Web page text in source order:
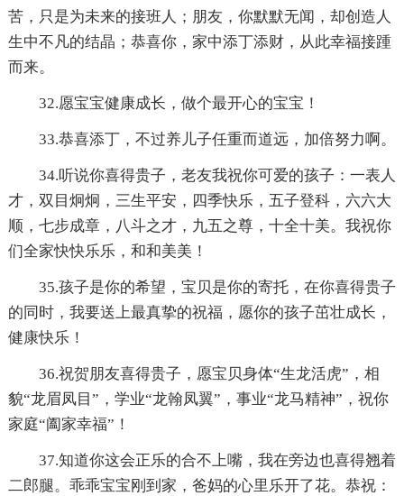
苦，只是为未来的接班人；朋友，你默默无闻，却创造人
生中不凡的结晶；恭喜你，家中添丁添财，从此幸福接踵
而来。
32.愿宝宝健康成长，做个最开心的宝宝！
33.恭喜添丁，不过养儿子任重而道远，加倍努力啊。
34.听说你喜得贵子，老友我祝你可爱的孩子：一表人
才，双目炯炯，三生平安，四季快乐，五子登科，六六大
顺，七步成章，八斗之才，九五之尊，十全十美。我祝你
们全家快快乐乐，和和美美！
35.孩子是你的希望，宝贝是你的寄托，在你喜得贵子
的同时，我要送上最真挚的祝福，愿你的孩子茁壮成长，
健康快乐！
36.祝贺朋友喜得贵子，愿宝贝身体“生龙活虎”，相
貌“龙眉凤目”，学业“龙翰凤翼”，事业“龙马精神”，祝你
家庭“阖家幸福”！
37.知道你这会正乐的合不上嘴，我在旁边也喜得翘着
二郎腿。乖乖宝宝刚到家，爸妈的心里乐开了花。恭祝：